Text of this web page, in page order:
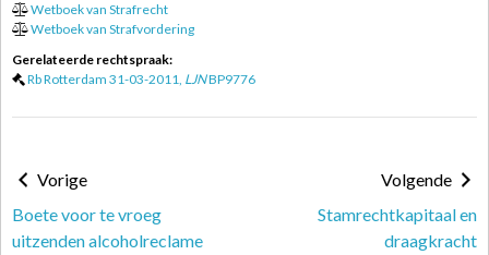
Wetboek van Strafrecht
Wetboek van Strafvordering
Gerelateerde rechtspraak:
Rb Rotterdam 31-03-2011, LJNBP9776
Vorige
Boete voor te vroeg
uitzenden alcoholreclame
Volgende
Stamrechtkapitaal en
draagkracht